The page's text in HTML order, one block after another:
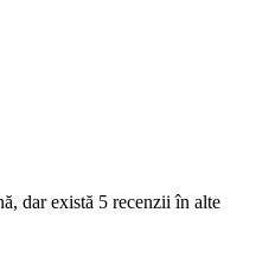
dar există 5 recenzii în alte